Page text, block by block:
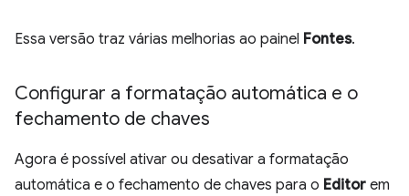
Essa versão traz várias melhorias ao painel Fontes.
Configurar a formatação automática e o
fechamento de chaves
Agora é possível ativar ou desativar a formatação
automática e o fechamento de chaves para o Editor em